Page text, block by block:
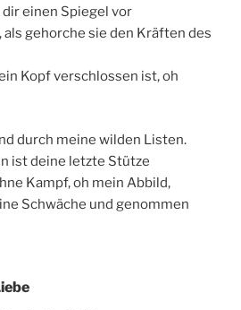
einen Spiegel vor
als gehorche sie den Kräften des
Kopf verschlossen ist, oh
durch meine wilden Listen.
ist deine letzte Stütze
Kampf, oh mein Abbild,
Schwäche und genommen